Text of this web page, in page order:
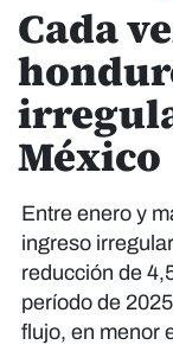
Cada
México
Entre enero y
ingreso
reducción de
período de
flujo, en menor